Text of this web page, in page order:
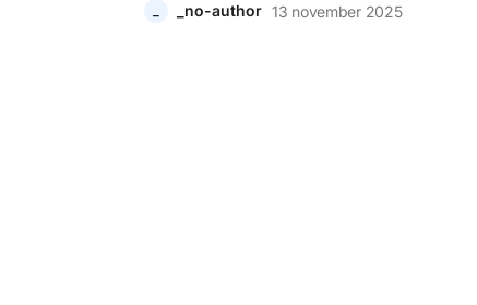
_no-author 13 november 2025